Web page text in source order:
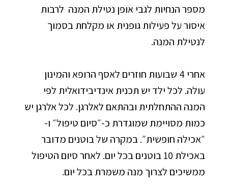
מספר הנחיות לגבי אופן נטילת המנה לרבות
איסור על פעילות גופנית או מקלחת בסמוך
לנטילת המנה.
אחרי 4 שבועות חוזרים לאסף הרופא והמינון
עולה. לכל ילד יש תכנית אינדיבידואלית לפי
המנה ההתחלתית ובהתאם לאלרגן. לכל אלרגן יש
כמות מסויימת שמוגדרת כ-״סיום טיפול״ ו-
״אכילה חופשית״. במקרה של בוטנים מדובר
באכילת 10 בוטנים בכל יום. לאחר סיום הטיפול
ממשיכים לצרוך מנה משמרת בכל יום.